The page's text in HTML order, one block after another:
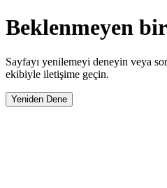
Beklenmeyen
Sayfayı yenilemeyi deneyin veya
ekibiyle iletişime geçin.
Yeniden Dene